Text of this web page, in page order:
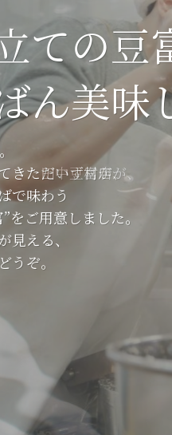
ての豆
ん美味
きただいず村が、
で味わう
をご用意しました。
見える、
うぞ。
ての豆
ん美味
きただいず村が、
で味わう
をご用意しました。
見える、
うぞ。
ての豆
ん美味
きた田中豆富店が、
で味わう
をご用意しました。
見える、
うぞ。